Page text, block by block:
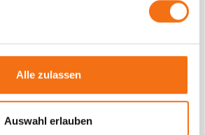
Alle zulassen
Auswahl erlauben
Parallelwelten – Wie AR